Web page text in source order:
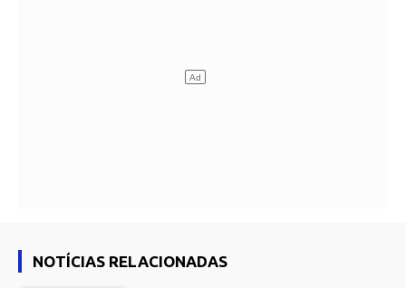
NOTÍCIAS RELACIONADAS